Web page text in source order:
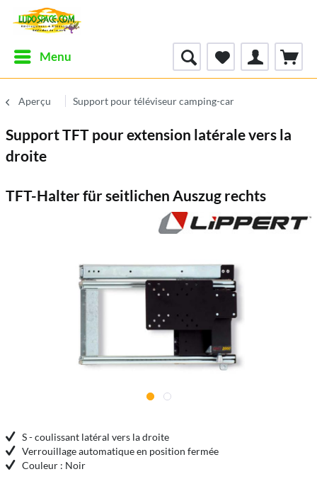
Menu
Aperçu Support pour téléviseur camping-car
Support TFT pour extension latérale vers la
droite
TFT-Halter für seitlichen Auszug rechts
S - coulissant latéral vers la droite
Verrouillage automatique en position fermée
Couleur : Noir